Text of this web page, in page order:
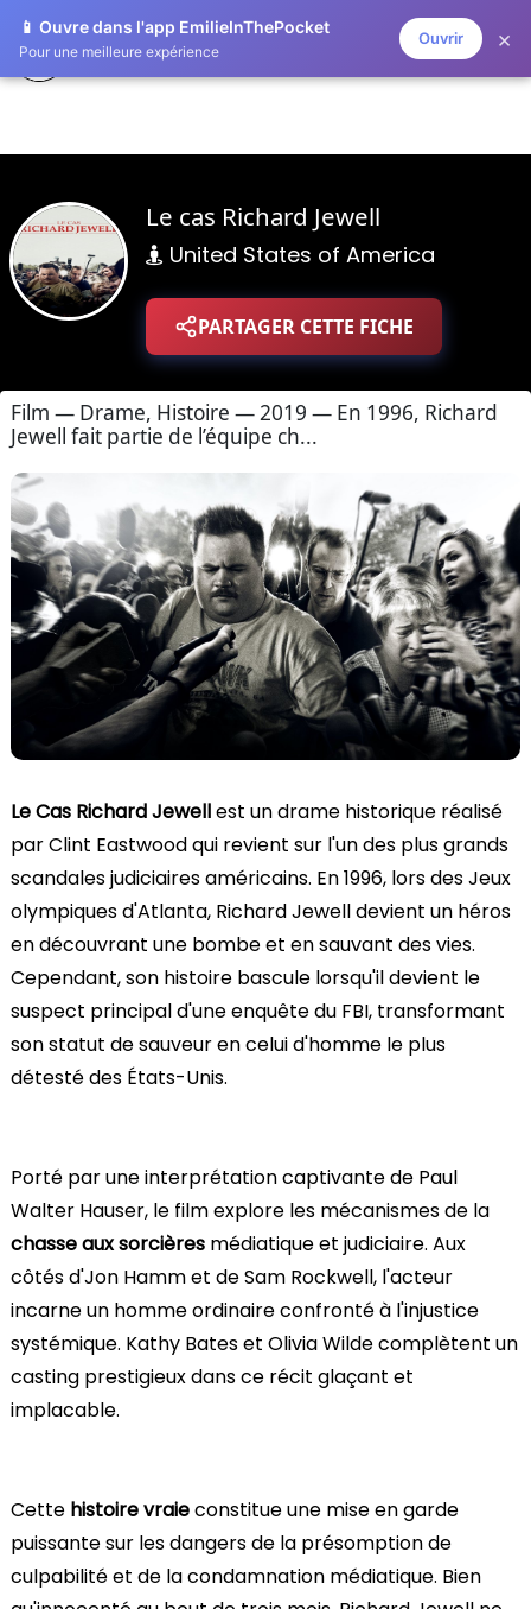
📱 Ouvre dans l'app EmilieInThePocket
Pour une meilleure expérience
Ouvrir ×
ZAPLISTOO
Le cas Richard Jewell
United States of America
PARTAGER CETTE FICHE
Film — Drame, Histoire — 2019 — En 1996, Richard
Jewell fait partie de l’équipe ch...
Le Cas Richard Jewellest un drame historique réalisé
par Clint Eastwood qui revient sur l'un des plus grands
scandales judiciaires américains. En 1996, lors des Jeux
olympiques d'Atlanta, Richard Jewell devient un héros
en découvrant une bombe et en sauvant des vies.
Cependant, son histoire bascule lorsqu'il devient le
suspect principal d'une enquête du FBI, transformant
son statut de sauveur en celui d'homme le plus
détesté des États-Unis.
Porté par une interprétation captivante de Paul
Walter Hauser, le film explore les mécanismes de la
chasse aux sorcières médiatique et judiciaire. Aux
côtés d'Jon Hamm et de Sam Rockwell, l'acteur
incarne un homme ordinaire confronté à l'injustice
systémique. Kathy Bates et Olivia Wilde complètent un
casting prestigieux dans ce récit glaçant et
implacable.
Cette histoire vraieconstitue une mise en garde
puissante sur les dangers de la présomption de
culpabilité et de la condamnation médiatique. Bien